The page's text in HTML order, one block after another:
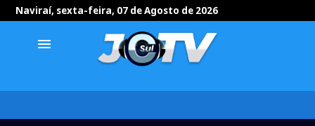
Naviraí, sexta-feira, 07 de Agosto de 2026
menu